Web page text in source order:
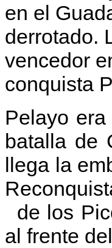
en el
derrotado.
vencedor
conquista
Pelayo
batalla de
llega la
de los
al frente